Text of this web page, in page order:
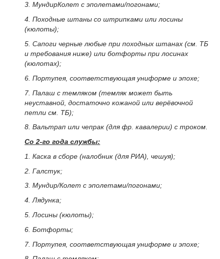
3. МундирКолет с эполетами/погонами;
4. Походные штаны со штрипками или лосины
(кюлоты);
5. Сапоги черные любые при походных штанах (см. ТБ
и требования ниже) или ботфорты при лосинах
(кюлотах);
6. Портупея, соответствующая униформе и эпохе;
7. Палаш с темляком (темляк может быть
неуставной, достаточно кожаной или верёвочной
петли см. ТБ);
8. Вальтрап или чепрак (для фр. кавалерии) с троком.
Со 2-го года службы:
1. Каска в сборе (налобник (для РИА), чешуя);
2. Галстук;
3. Мундир/Колет с эполетами/погонами;
4. Лядунка;
5. Лосины (кюлоты);
6. Ботфорты;
7. Портупея, соответствующая униформе и эпохе;